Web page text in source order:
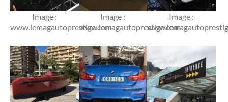
Image :
www.lemagautoprestige.com
Image :
www.lemagautoprestige.com
Image :